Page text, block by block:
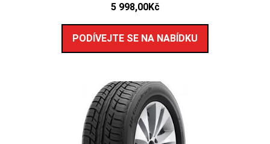
5 998,00Kč
PODÍVEJTE SE NA NABÍDKU